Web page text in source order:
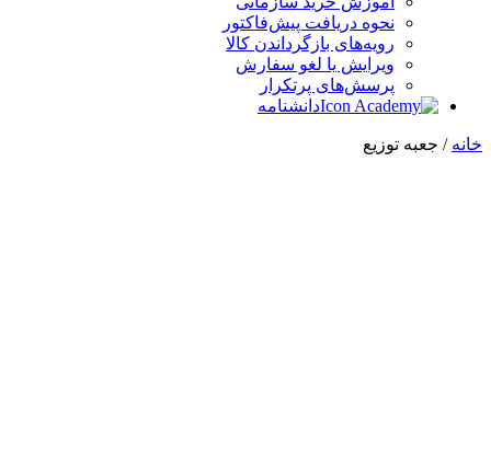
نحوه دریافت پیش‌فاکتور
رویه‌های بازگرداندن کالا
ویرایش یا لغو سفارش
پرسش‌های پرتکرار
دانشنامه
خانه / جعبه توزیع